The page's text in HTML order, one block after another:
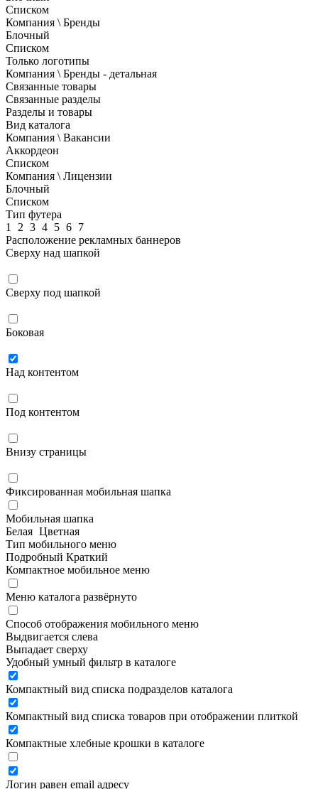
Списком
Компания \ Бренды
Блочный
Списком
Только логотипы
Компания \ Бренды - детальная
Связанные товары
Связанные разделы
Разделы и товары
Вид каталога
Компания \ Вакансии
Аккордеон
Списком
Компания \ Лицензии
Блочный
Списком
Тип футера
1
2 3 4 5 6 7
Расположение рекламных баннеров
Сверху над шапкой
Сверху под шапкой
Боковая
Над контентом
Под контентом
Внизу страницы
Фиксированная мобильная шапка
Мобильная шапка
Белая Цветная
Тип мобильного меню
Подробный Краткий
Компактное мобильное меню
Меню каталога развёрнуто
Способ отображения мобильного меню
Выдвигается слева
Выпадает сверху
Удобный умный фильтр в каталоге
Компактный вид списка подразделов каталога
Компактный вид списка товаров при отображении плиткой
Компактные хлебные крошки в каталоге
Логин равен email адресу